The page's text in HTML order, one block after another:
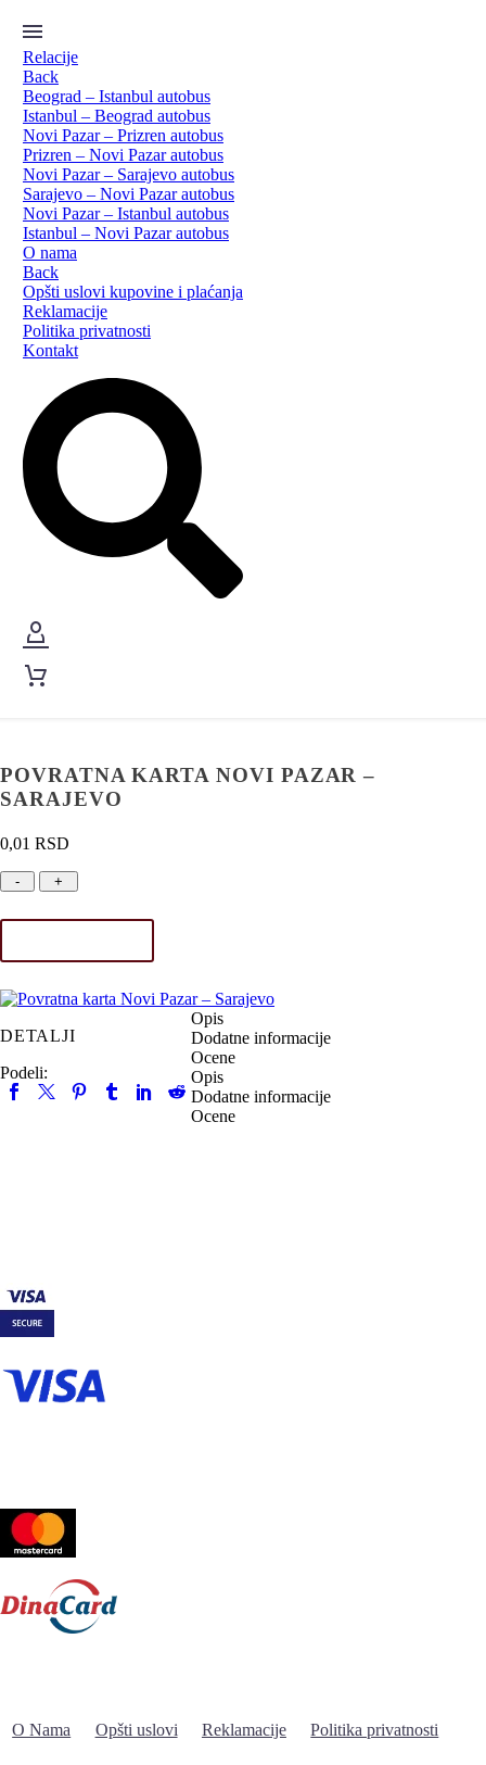
Relacije
Back
Beograd – Istanbul autobus
Istanbul – Beograd autobus
Novi Pazar – Prizren autobus
Prizren – Novi Pazar autobus
Novi Pazar – Sarajevo autobus
Sarajevo – Novi Pazar autobus
Novi Pazar – Istanbul autobus
Istanbul – Novi Pazar autobus
O nama
Back
Opšti uslovi kupovine i plaćanja
Reklamacije
Politika privatnosti
Kontakt
POVRATNA KARTA NOVI PAZAR –
SARAJEVO
0,01 RSD
-
Povratna
Pazar
–
količina
+
DETALJI
Podeli:
Opis
Dodatne informacije
Ocene
Opis
Dodatne informacije
Ocene
O Nama Opšti uslovi Reklamacije Politika privatnosti